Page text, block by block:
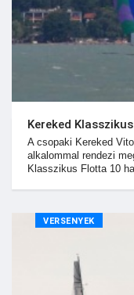
Kereked
A csopaki Kereked
alkalommal rendezi
Klasszikus Flotta 10
VERSENYEK